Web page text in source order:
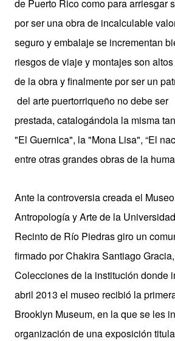
de Puerto Rico como para arriesgar
por ser una obra de incalculable
seguro y embalaje se incrementan
riesgos de viaje y montajes son
de la obra y finalmente por ser un
del arte puertorriqueño no debe ser
prestada, catalogándola la misma
"El Guernica", la "Mona Lisa", “El
entre otras grandes obras de la
Ante la controversia creada el
Antropología y Arte de la
Recinto de Río Piedras giro un
firmado por Chakira Santiago
Colecciones de la institución donde
abril 2013 el museo recibió la
Brooklyn Museum, en la que se les
organización de una exposición